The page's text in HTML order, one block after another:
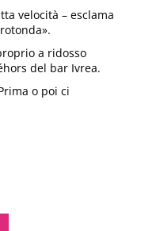
velocità – esclama
a ridosso
del bar Ivrea.
o poi ci